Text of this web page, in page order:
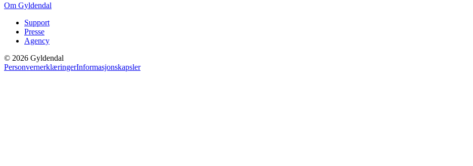
Om Gyldendal
Support
Presse
Agency
© 2026 Gyldendal
PersonvernerklæringerInformasjonskapsler